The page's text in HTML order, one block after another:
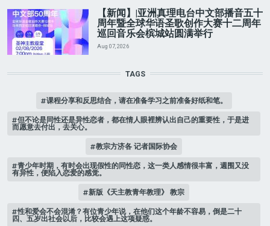
【新闻】|亚洲真理电台中文部播音五十
周年暨全球华语圣歌创作大赛十二周年
巡回音乐会槟城站圆满举行
Aug 07, 2026
TAGS
课程分享和反思结合，请在准备学习之前准备好纸和笔。
但不论是同性还是异性恋者，都在情人眼裡辨认出自己的重要性，于是进
而愿意去付出，去关心。
教宗方济各 记者国际协会
青少年时期，有时会出现假性的同性恋，这一类人感情很丰富，週围又没
有异性，便陷入恋爱的感觉。
新版《天主教青年教理》 教宗
性和爱会不会混淆？有位青少年说，在他们这个年龄不容易，倒是二十
四、五岁出社会以后，比较会遇上这项疑惑。